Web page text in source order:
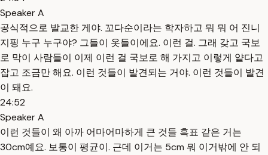
Speaker A
공식적으로 발교한 게야. 꼬다순이라는 학자하고 뭐 뭐 어 진니
지핑 누구 누구야? 그들이 옷들이에요. 이런 걸. 그래 갖고 국보
로 막이 사람들이 이제 이런 걸 국보로 해 가지고 이렇게 얕다고
잡고 조금만 해요. 이런 것들이 발견되는 거야. 이런 것들이 발견
이 돼요.
24:52
Speaker A
이런 것들이 왜 아까 어마어마하게 큰 것들 흑표 같은 거는
30cm예요. 보통이 평균이. 근데 이거는 5cm 뭐 이거밖에 안 되